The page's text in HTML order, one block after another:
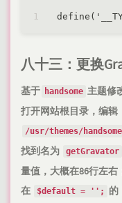
八十三：更换
基于 handsome 主题修
打开网站根目录，编辑
/usr/themes/
找到名为
getGravator
量值，大概在86行左右
在
$default = ''; 的